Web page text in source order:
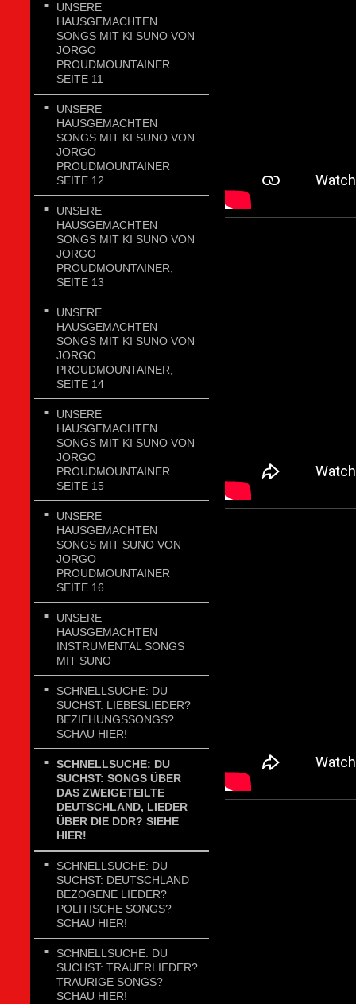
UNSERE
HAUSGEMACHTEN
SONGS MIT KI SUNO VON
JORGO
PROUDMOUNTAINER
SEITE 11
UNSERE
HAUSGEMACHTEN
SONGS MIT KI SUNO VON
JORGO
PROUDMOUNTAINER
SEITE 12
UNSERE
HAUSGEMACHTEN
SONGS MIT KI SUNO VON
JORGO
PROUDMOUNTAINER,
SEITE 13
UNSERE
HAUSGEMACHTEN
SONGS MIT KI SUNO VON
JORGO
PROUDMOUNTAINER,
SEITE 14
UNSERE
HAUSGEMACHTEN
SONGS MIT KI SUNO VON
JORGO
PROUDMOUNTAINER
SEITE 15
UNSERE
HAUSGEMACHTEN
SONGS MIT SUNO VON
JORGO
PROUDMOUNTAINER
SEITE 16
UNSERE
HAUSGEMACHTEN
INSTRUMENTAL SONGS
MIT SUNO
SCHNELLSUCHE: DU
SUCHST: LIEBESLIEDER?
BEZIEHUNGSSONGS?
SCHAU HIER!
SCHNELLSUCHE: DU
SUCHST: SONGS ÜBER
DAS ZWEIGETEILTE
DEUTSCHLAND, LIEDER
ÜBER DIE DDR? SIEHE
HIER!
SCHNELLSUCHE: DU
SUCHST: DEUTSCHLAND
BEZOGENE LIEDER?
POLITISCHE SONGS?
SCHAU HIER!
SCHNELLSUCHE: DU
SUCHST: TRAUERLIEDER?
TRAURIGE SONGS?
SCHAU HIER!